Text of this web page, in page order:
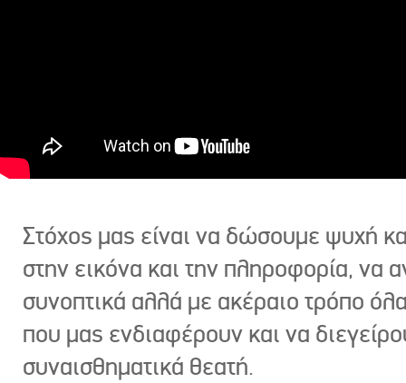
Στόχος μας είναι να δώσουμε ψυχή
στην εικόνα και την πληροφορία, να
συνοπτικά αλλά με ακέραιο τρόπο
που μας ενδιαφέρουν και να
συναισθηματικά θεατή.